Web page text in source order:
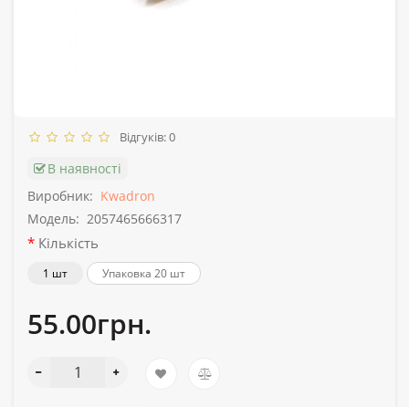
Відгуків: 0
В наявності
Виробник: Kwadron
Модель: 2057465666317
Кількість
1 шт Упаковка 20 шт
55.00грн.